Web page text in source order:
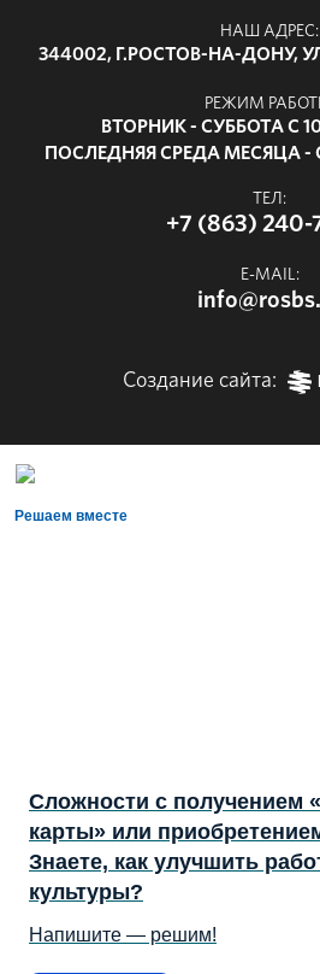
НАШ АДРЕС:
344002, Г.РОСТОВ-НА-ДОНУ,
РЕЖИМ
ВТОРНИК - СУББОТА С
ПОСЛЕДНЯЯ СРЕДА МЕСЯЦА
ТЕЛ:
+7 (863) 240-
E-MAIL:
Создание сайта:
Решаем вместе
Сложности с получением
карты» или
Знаете, как улучшить
культуры?
Напишите — решим!